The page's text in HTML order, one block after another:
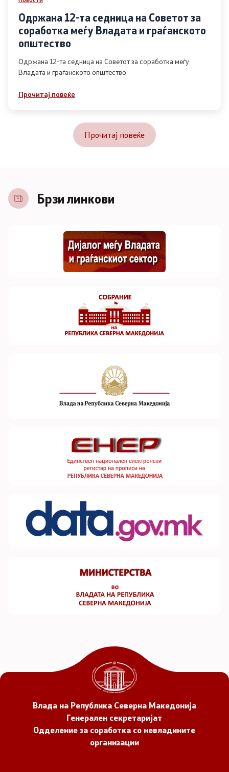
Одржана 12-та седница на Советот за
соработка меѓу Владата и граѓанското
општество
Одржана 12-та седница на Советот за соработка меѓу
Владата и граѓанското општество
Прочитај повеќе
Прочитај повеќе
Брзи линкови
Влада на Република Северна Македонија
Генерален секретаријат
Одделение за соработка со невладините
организации